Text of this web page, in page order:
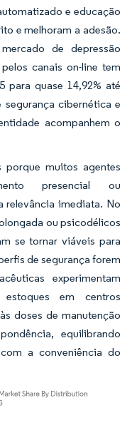
e educação
e melhoram a adesão.
de depressão
canais on-line tem
para quase 14,92% até
segurança cibernética e
acompanhem o
muitos agentes
presencial ou
relevância imediata. No
ou psicodélicos
se tornar viáveis para
de segurança forem
experimentam
em centros
doses de manutenção
equilibrando
a conveniência do